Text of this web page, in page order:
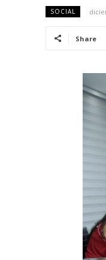
SOCIAL
Share